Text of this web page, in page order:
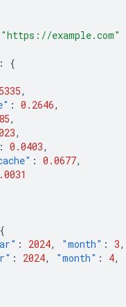
"https://example.com"
:
{
,
: 0.2646,
,
,
: 0.0403,
: 0.0677,
{
: 2024, "month" : 3,
: 2024, "month" : 4,